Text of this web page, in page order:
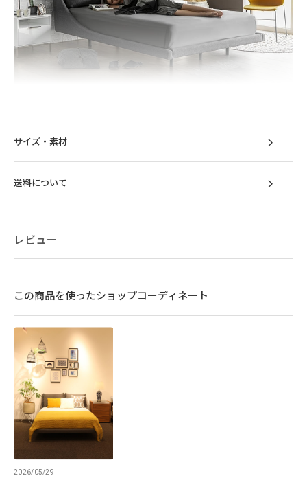
サイズ・素材
送料について
レビュー
この商品を使ったショップコーディネート
2026/05/29